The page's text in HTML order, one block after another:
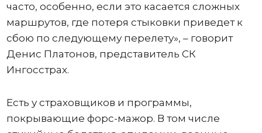
часто, особенно, если это касается сложных
маршрутов, где потеря стыковки приведет к
сбою по следующему перелету», – говорит
Денис Платонов, представитель СК
Ингосстрах.
Есть у страховщиков и программы,
покрывающие форс-мажор. В том числе